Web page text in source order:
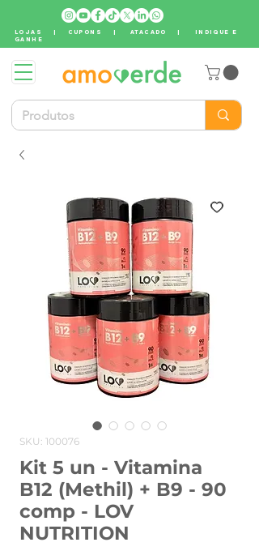
LOJAS | CUPONS |ATACADO | INDIQUE E
GANHE
SKU: 100076
Kit 5 un - Vitamina
B12 (Methil) + B9 - 90
comp - LOV
NUTRITION